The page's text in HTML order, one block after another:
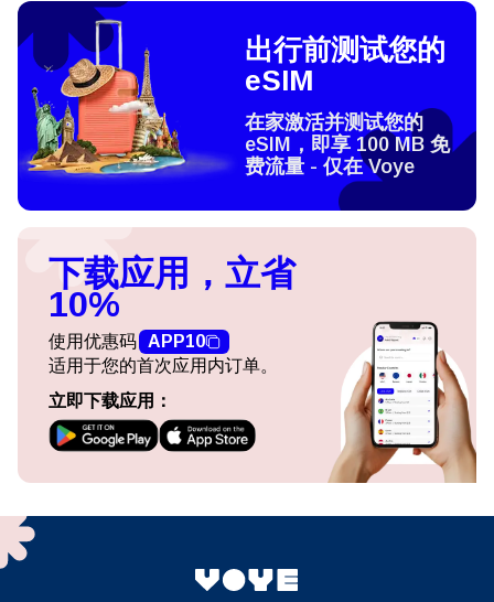
出行前测试您的
eSIM
在家激活并测试您的
eSIM，即享 100 MB 免
费流量 - 仅在 Voye
下载应用，立省
10%
使用优惠码 APP10
适用于您的首次应用内订单。
立即下载应用：